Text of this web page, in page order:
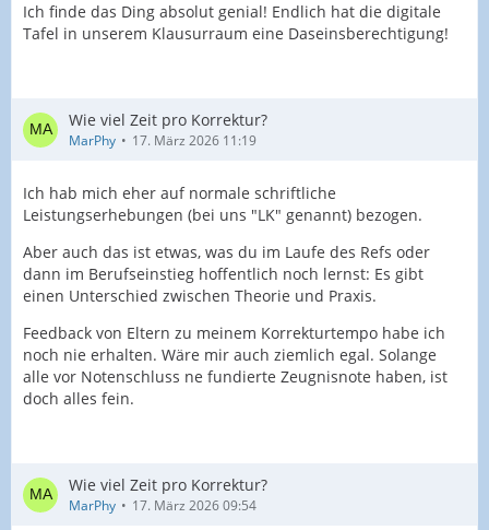
Ich finde das Ding absolut genial! Endlich hat die digitale
Tafel in unserem Klausurraum eine Daseinsberechtigung!
Wie viel Zeit pro Korrektur?
MarPhy 17. März 2026 11:19
Ich hab mich eher auf normale schriftliche
Leistungserhebungen (bei uns "LK" genannt) bezogen.
Aber auch das ist etwas, was du im Laufe des Refs oder
dann im Berufseinstieg hoffentlich noch lernst: Es gibt
einen Unterschied zwischen Theorie und Praxis.
Feedback von Eltern zu meinem Korrekturtempo habe ich
noch nie erhalten. Wäre mir auch ziemlich egal. Solange
alle vor Notenschluss ne fundierte Zeugnisnote haben, ist
doch alles fein.
Wie viel Zeit pro Korrektur?
MarPhy 17. März 2026 09:54